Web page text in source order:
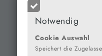
Notwendig
Cookie Auswahl
Speichert die